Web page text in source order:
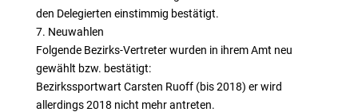
den Delegierten einstimmig bestätigt.
7. Neuwahlen
Folgende Bezirks-Vertreter wurden in ihrem Amt neu
gewählt bzw. bestätigt:
Bezirkssportwart Carsten Ruoff (bis 2018) er wird
allerdings 2018 nicht mehr antreten.